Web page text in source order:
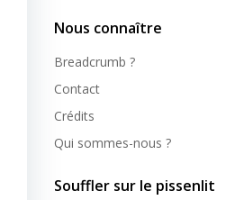
Nous connaître
Breadcrumb ?
Contact
Crédits
Qui sommes-nous ?
Souffler sur le pissenlit